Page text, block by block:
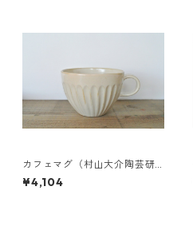
カフェマグ（村山大介陶芸研
究所さんのうつわ）
¥4,104